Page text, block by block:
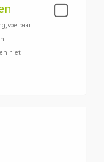
voelbaar
niet